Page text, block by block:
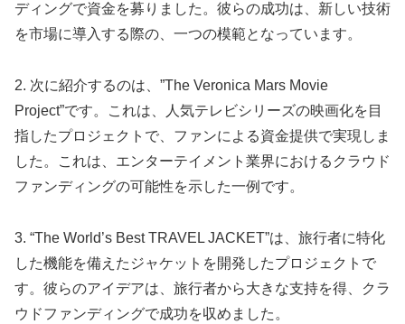
ディングで資金を募りました。彼らの成功は、新しい技術
を市場に導入する際の、一つの模範となっています。
2. 次に紹介するのは、”The Veronica Mars Movie
Project”です。これは、人気テレビシリーズの映画化を目
指したプロジェクトで、ファンによる資金提供で実現しま
した。これは、エンターテイメント業界におけるクラウド
ファンディングの可能性を示した一例です。
3. “The World’s Best TRAVEL JACKET”は、旅行者に特化
した機能を備えたジャケットを開発したプロジェクトで
す。彼らのアイデアは、旅行者から大きな支持を得、クラ
ウドファンディングで成功を収めました。